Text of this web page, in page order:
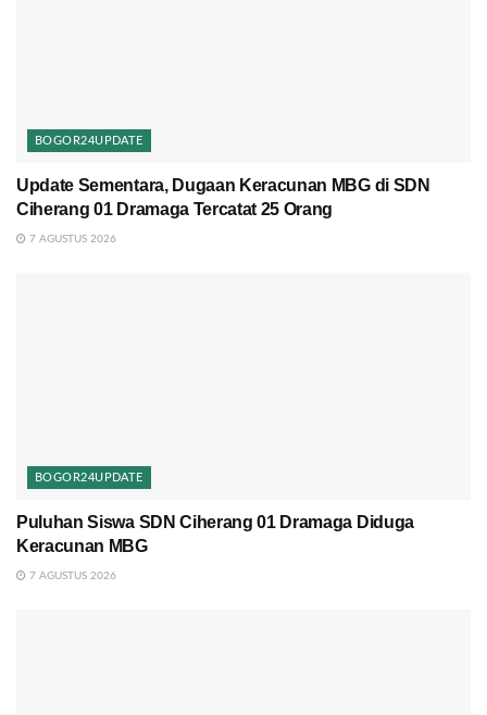
BOGOR24UPDATE
Update Sementara, Dugaan Keracunan MBG di SDN
Ciherang 01 Dramaga Tercatat 25 Orang
7 AGUSTUS 2026
BOGOR24UPDATE
Puluhan Siswa SDN Ciherang 01 Dramaga Diduga
Keracunan MBG
7 AGUSTUS 2026